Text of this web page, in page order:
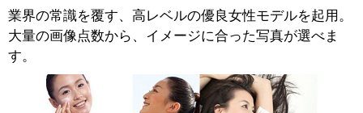
業界の常識を覆す、高レベルの優良女性モデルを起用。
大量の画像点数から、イメージに合った写真が選べま
す。